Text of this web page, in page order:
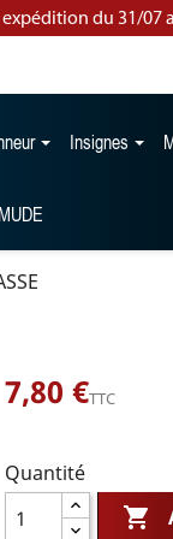
du 31/
Insignes
7,80 €TTC
Quantité
